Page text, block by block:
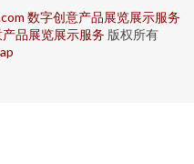
数字创意产品展览展示服务
品展览展示服务 版权所有